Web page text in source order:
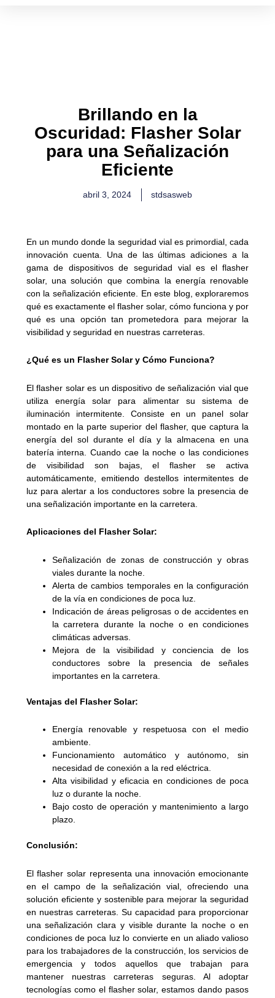
Brillando en la
Oscuridad: Flasher Solar
para una Señalización
Eficiente
abril 3, 2024 stdsasweb
En un mundo donde la seguridad vial es primordial, cada
innovación cuenta. Una de las últimas adiciones a la
gama de dispositivos de seguridad vial es el flasher
solar, una solución que combina la energía renovable
con la señalización eficiente. En este blog, exploraremos
qué es exactamente el flasher solar, cómo funciona y por
qué es una opción tan prometedora para mejorar la
visibilidad y seguridad en nuestras carreteras.
¿Qué es un Flasher Solar y Cómo Funciona?
El flasher solar es un dispositivo de señalización vial que
utiliza energía solar para alimentar su sistema de
iluminación intermitente. Consiste en un panel solar
montado en la parte superior del flasher, que captura la
energía del sol durante el día y la almacena en una
batería interna. Cuando cae la noche o las condiciones
de visibilidad son bajas, el flasher se activa
automáticamente, emitiendo destellos intermitentes de
luz para alertar a los conductores sobre la presencia de
una señalización importante en la carretera.
Aplicaciones del Flasher Solar:
Señalización de zonas de construcción y obras
viales durante la noche.
Alerta de cambios temporales en la configuración
de la vía en condiciones de poca luz.
Indicación de áreas peligrosas o de accidentes en
la carretera durante la noche o en condiciones
climáticas adversas.
Mejora de la visibilidad y conciencia de los
conductores sobre la presencia de señales
importantes en la carretera.
Ventajas del Flasher Solar:
Energía renovable y respetuosa con el medio
ambiente.
Funcionamiento automático y autónomo, sin
necesidad de conexión a la red eléctrica.
Alta visibilidad y eficacia en condiciones de poca
luz o durante la noche.
Bajo costo de operación y mantenimiento a largo
plazo.
Conclusión:
El flasher solar representa una innovación emocionante
en el campo de la señalización vial, ofreciendo una
solución eficiente y sostenible para mejorar la seguridad
en nuestras carreteras. Su capacidad para proporcionar
una señalización clara y visible durante la noche o en
condiciones de poca luz lo convierte en un aliado valioso
para los trabajadores de la construcción, los servicios de
emergencia y todos aquellos que trabajan para
mantener nuestras carreteras seguras. Al adoptar
tecnologías como el flasher solar, estamos dando pasos